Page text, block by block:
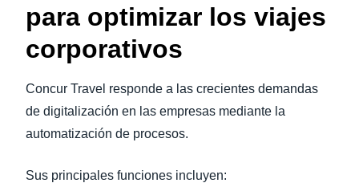
para optimizar los viajes
corporativos
Concur Travel responde a las crecientes demandas
de digitalización en las empresas mediante la
automatización de procesos.
Sus principales funciones incluyen: